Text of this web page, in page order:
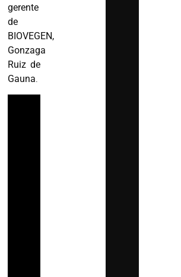
gerente
de
BIOVEGEN,
Gonzaga
Ruiz de
Gauna.